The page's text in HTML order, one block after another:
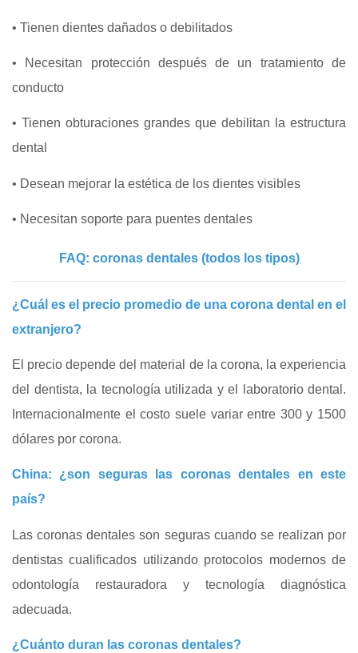
• Tienen dientes dañados o debilitados
• Necesitan protección después de un tratamiento de
conducto
• Tienen obturaciones grandes que debilitan la estructura
dental
• Desean mejorar la estética de los dientes visibles
• Necesitan soporte para puentes dentales
FAQ: coronas dentales (todos los tipos)
¿Cuál es el precio promedio de una corona dental en el
extranjero?
El precio depende del material de la corona, la experiencia
del dentista, la tecnología utilizada y el laboratorio dental.
Internacionalmente el costo suele variar entre 300 y 1500
dólares por corona.
China: ¿son seguras las coronas dentales en este
país?
Las coronas dentales son seguras cuando se realizan por
dentistas cualificados utilizando protocolos modernos de
odontología restauradora y tecnología diagnóstica
adecuada.
¿Cuánto duran las coronas dentales?